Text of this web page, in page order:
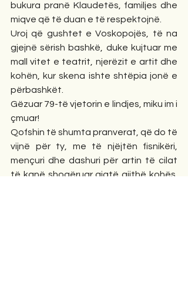
bukura pranë Klaudetës, familjes dhe
miqve që të duan e të respektojnë.
Uroj që gushtet e Voskopojës, të na
gjejnë sërish bashkë, duke kujtuar me
mall vitet e teatrit, njerëzit e artit dhe
kohën, kur skena ishte shtëpia jonë e
përbashkët.
Gëzuar 79-të vjetorin e lindjes, miku im i
çmuar!
Qofshin të shumta pranverat, që do të
vijnë për ty, me të njëjtën fisnikëri,
mençuri dhe dashuri për artin të cilat
të kanë shoqëruar gjatë gjithë kohës.